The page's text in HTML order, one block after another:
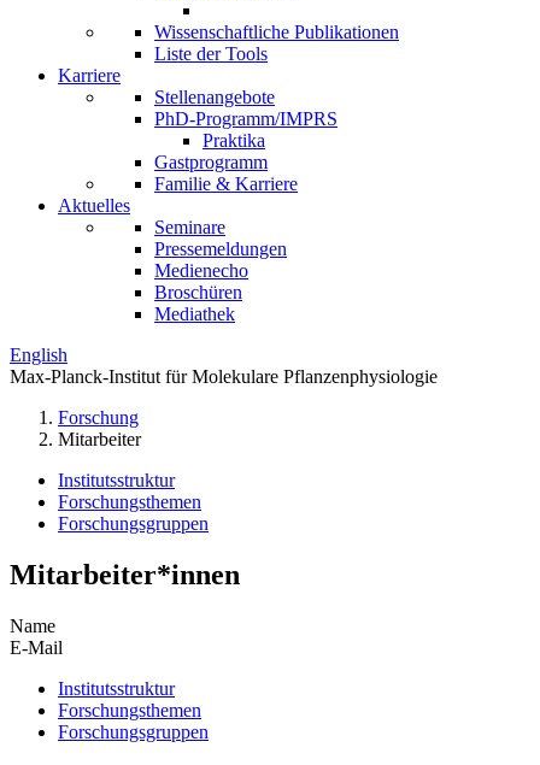
Wissenschaftliche Publikationen
Liste der Tools
Karriere
Stellenangebote
PhD-Programm/IMPRS
Praktika
Gastprogramm
Familie & Karriere
Aktuelles
Seminare
Pressemeldungen
Medienecho
Broschüren
Mediathek
English
Max-Planck-Institut für Molekulare Pflanzenphysiologie
Forschung
Mitarbeiter
Institutsstruktur
Forschungsthemen
Forschungsgruppen
Mitarbeiter*innen
Name
E-Mail
Institutsstruktur
Forschungsthemen
Forschungsgruppen